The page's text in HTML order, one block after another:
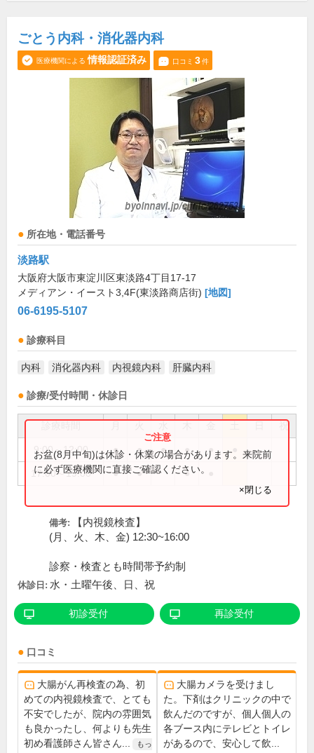
ごとう内科・消化器内科
医療機関による 情報認証済み 口コミ 3件
所在地・電話番号
淡路駅
大阪府大阪市東淀川区東淡路4丁目17-17
メディアン・イースト3,4F(東淡路商店街) [地図]
06-6195-5107
診療科目
内科 消化器内科 内視鏡内科 肝臓内科
診療/受付時間・休診日
祝
9:00～12:00 ● ● ● ● ●
17:00～19:00 ● ● ●
お盆(8月中旬)は休診・休業の場合があります。来院前
に必ず医療機関に直接ご確認ください。
×閉じる
備考:
【内視鏡検査】
(月、火、木、金) 12:30~16:00
診察・検査とも時間帯予約制
休診日: 水・土曜午後、日、祝
初診受付 再診受付
口コミ
大腸がん再検査の為、初
めての内視鏡検査で、とても
不安でしたが、院内の雰囲気
も良かったし、何よりも先生
初め看護師さん皆さん...
もっ
大腸カメラを受けまし
た。下剤はクリニックの中で
飲んだのですが、個人個人の
各ブース内にテレビとトイレ
があるので、安心して飲...